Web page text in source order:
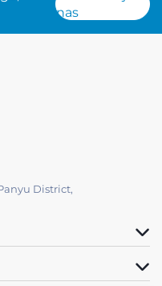
nas
District,